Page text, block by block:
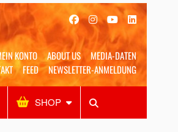
KONTO ABOUT US
MEDIA-DATEN
FEED NEWSLETTER-ANMELDUNG
SHOP
Shop SUCHEN